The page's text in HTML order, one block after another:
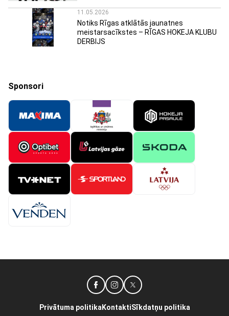
11.05.2026
Notiks Rīgas atklātās jaunatnes
meistarsacīkstes – RĪGAS HOKEJA KLUBU
DERBIJS
Sponsori
Privātuma politika KontaktiSīkdatņu politika